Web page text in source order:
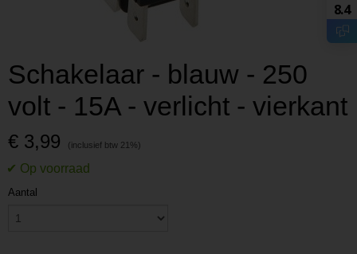
Schakelaar - blauw - 250
volt - 15A - verlicht - vierkant
€ 3,99
Aantal
8.4